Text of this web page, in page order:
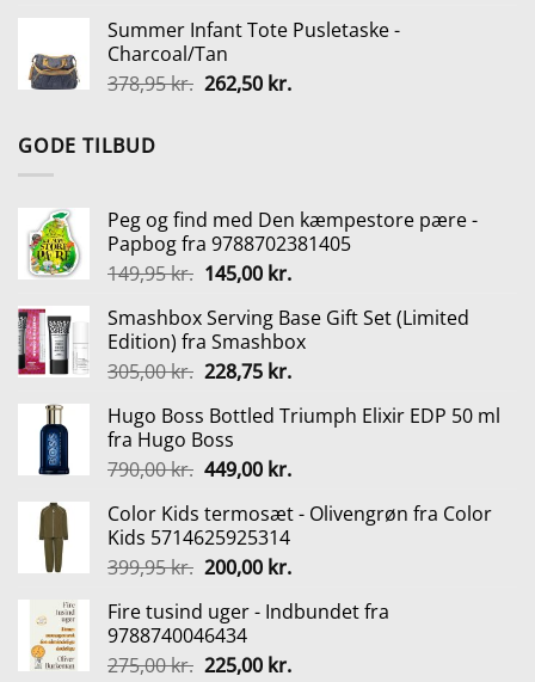
pris
var:
309,00 kr..
pris
179,00 kr..
Summer Infant Tote Pusletaske -
Charcoal/Tan
378,95kr. Den
262,50 kr.Den
GODE TILBUD
Peg og find med Den kæmpestore pære -
Papbog fra 9788702381405
149,95kr. Den
pris
var:
149,95 kr..
145,00 kr.Den
pris
er:
145,00 kr..
Smashbox Serving Base Gift Set (Limited
Edition) fra Smashbox
305,00kr. Den
pris
var:
305,00 kr..
228,75 kr.Den
pris
228,75 kr..
Hugo Boss Bottled Triumph Elixir EDP 50 ml
fra Hugo Boss
790,00kr. Den
pris
var:
790,00 kr..
449,00 kr.Den
pris
er:
449,00 kr..
Color Kids termosæt - Olivengrøn fra Color
Kids 5714625925314
399,95kr. Den
pris
var:
399,95 kr..
200,00 kr.Den
pris
200,00 kr..
Fire tusind uger - Indbundet fra
9788740046434
275,00kr. Den
225,00 kr.Den